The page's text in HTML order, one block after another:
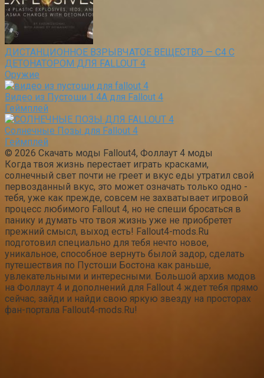
ДИСТАНЦИОННОЕ ВЗРЫВЧАТОЕ ВЕЩЕСТВО — С4 С
ДЕТОНАТОРОМ ДЛЯ FALLOUT 4
Оружие
Видео из Пустоши 1.4A для Fallout 4
Геймплей
Солнечные Позы для Fallout 4
Геймплей
© 2026 Скачать моды Fallout4, Фоллаут 4 моды
Когда твоя жизнь перестает играть красками,
солнечный свет почти не греет и вкус еды утратил свой
первозданный вкус, это может означать только одно -
тебя, уже как прежде, совсем не захватывает игровой
процесс любимого Fallout 4, но не спеши бросаться в
панику и думать что твоя жизнь уже не приобретет
прежний смысл, выход есть! Fallout4-mods.Ru
подготовил специально для тебя нечто новое,
уникальное, способное вернуть былой задор, сделать
путешествия по Пустоши Бостона как раньше,
увлекательными и интересными. Большой архив модов
на Фоллаут 4 и дополнений для Fallout 4 ждет тебя прямо
сейчас, зайди и найди свою яркую звезду на просторах
фан-портала Fallout4-mods.Ru!